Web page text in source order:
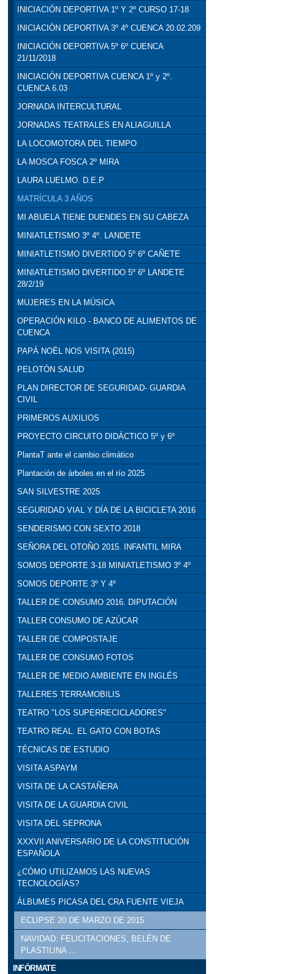
INICIACIÓN DEPORTIVA 1º Y 2º CURSO 17-18
INICIACIÓN DEPORTIVA 3º 4º CUENCA 20.02.209
INICIACIÓN DEPORTIVA 5º 6º CUENCA
21/11/2018
INICIACIÓN DEPORTIVA CUENCA 1º y 2º.
CUENCA 6.03
JORNADA INTERCULTURAL
JORNADAS TEATRALES EN ALIAGUILLA
LA LOCOMOTORA DEL TIEMPO
LA MOSCA FOSCA 2º MIRA
LAURA LUELMO. D.E.P
MATRÍCULA 3 AÑOS
MI ABUELA TIENE DUENDES EN SU CABEZA
MINIATLETISMO 3º 4º. LANDETE
MINIATLETISMO DIVERTIDO 5º 6º CAÑETE
MINIATLETISMO DIVERTIDO 5º 6º LANDETE
28/2/19
MUJERES EN LA MÚSICA
OPERACIÓN KILO - BANCO DE ALIMENTOS DE
CUENCA
PAPÁ NOËL NOS VISITA (2015)
PELOTÓN SALUD
PLAN DIRECTOR DE SEGURIDAD- GUARDIA
CIVIL
PRIMEROS AUXILIOS
PROYECTO CIRCUITO DIDÁCTICO 5º y 6º
PlantaT ante el cambio climático
Plantación de árboles en el río 2025
SAN SILVESTRE 2025
SEGURIDAD VIAL Y DÍA DE LA BICICLETA 2016
SENDERISMO CON SEXTO 2018
SEÑORA DEL OTOÑO 2015. INFANTIL MIRA
SOMOS DEPORTE 3-18 MINIATLETISMO 3º 4º
SOMOS DEPORTE 3º Y 4º
TALLER DE CONSUMO 2016. DIPUTACIÓN
TALLER CONSUMO DE AZÚCAR
TALLER DE COMPOSTAJE
TALLER DE CONSUMO FOTOS
TALLER DE MEDIO AMBIENTE EN INGLÉS
TALLERES TERRAMOBILIS
TEATRO "LOS SUPERRECICLADORES"
TEATRO REAL. EL GATO CON BOTAS
TÉCNICAS DE ESTUDIO
VISITA ASPAYM
VISITA DE LA CASTAÑERA
VISITA DE LA GUARDIA CIVIL
VISITA DEL SEPRONA
XXXVII ANIVERSARIO DE LA CONSTITUCIÓN
ESPAÑOLA
¿CÓMO UTILIZAMOS LAS NUEVAS
TECNOLOGÍAS?
ÁLBUMES PICASA DEL CRA FUENTE VIEJA
ECLIPSE 20 DE MARZO DE 2015
NAVIDAD: FELICITACIONES, BELÉN DE
PLASTILINA ...
INFÓRMATE